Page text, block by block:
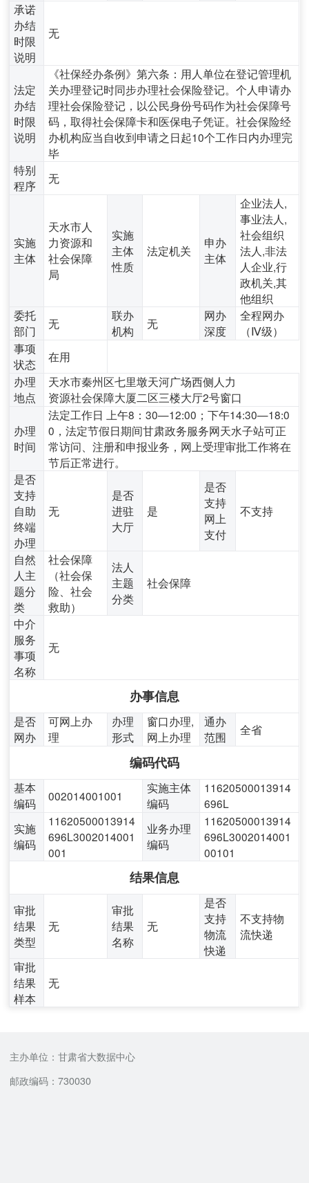
承诺
办结
时限
说明
无
法定
办结
时限
说明
《社保经办条例》第六条：用人单位在登记管理机
关办理登记时同步办理社会保险登记。个人申请办
理社会保险登记，以公民身份号码作为社会保障号
码，取得社会保障卡和医保电子凭证。社会保险经
办机构应当自收到申请之日起10个工作日内办理完
毕
特别
程序
无
实施
主体
天水市人
力资源和
社会保障
局
实施
主体
性质
法定机关
申办
主体
企业法人,
事业法人,
社会组织
法人,非法
人企业,行
政机关,其
他组织
委托
部门
无
联办
机构
无
网办
深度
全程网办
（Ⅳ级）
事项
状态
在用
办理
地点
天水市秦州区七里墩天河广场西侧人力
资源社会保障大厦二区三楼大厅2号窗口
办理
时间
法定工作日 上午8：30—12:00；下午14:30—18:0
0，法定节假日期间甘肃政务服务网天水子站可正
常访问、注册和申报业务，网上受理审批工作将在
节后正常进行。
是否
支持
自助
终端
办理
无
是否
进驻
大厅
是
是否
支持
网上
支付
不支持
自然
人主
题分
类
社会保障
（社会保
险、社会
救助）
法人
主题
分类
社会保障
中介
服务
事项
名称
无
办事信息
是否
网办
可网上办
理
办理
形式
窗口办理,
网上办理
通办
范围
全省
编码代码
基本
编码
002014001001
实施主体
编码
11620500013914
696L
实施
编码
11620500013914
696L3002014001
001
业务办理
编码
11620500013914
696L3002014001
00101
结果信息
审批
结果
类型
无
审批
结果
名称
无
是否
支持
物流
快递
不支持物
流快递
审批
结果
样本
无
主办单位：甘肃省大数据中心
邮政编码：730030